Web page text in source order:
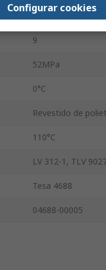
4.5N/cm
9
52MPa
0°C
Revestido de
110°C
LV 312-1, TLV
Tesa 4688
04688-00005
Configurar cookies